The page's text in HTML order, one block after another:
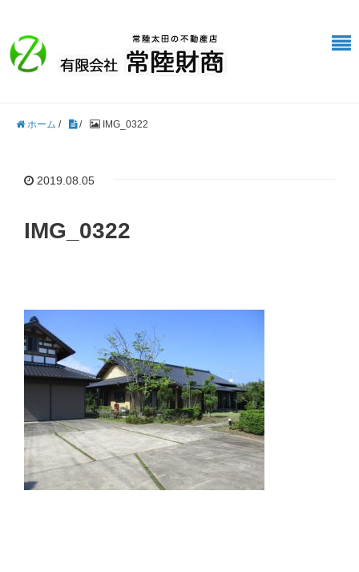
ホーム / / IMG_0322
2019.08.05
IMG_0322